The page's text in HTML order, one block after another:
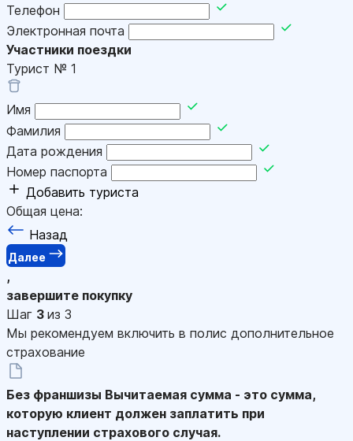
Телефон
Электронная почта
Участники поездки
Турист № 1
Имя
Фамилия
Дата рождения
Номер паспорта
Добавить туриста
Общая цена:
Назад
Далее
,
завершите покупку
Шаг 3 из 3
Мы рекомендуем включить в полис дополнительное
страхование
Без франшизы Вычитаемая сумма - это сумма,
которую клиент должен заплатить при
наступлении страхового случая.